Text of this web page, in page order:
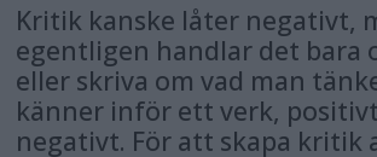
Kritik kanske låter negativt,
egentligen handlar det bara
eller skriva om vad man
känner inför ett verk,
negativt. För att skapa kritik